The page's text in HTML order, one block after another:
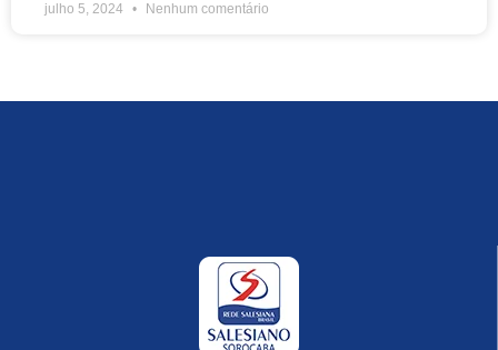
julho 5, 2024 Nenhum comentário